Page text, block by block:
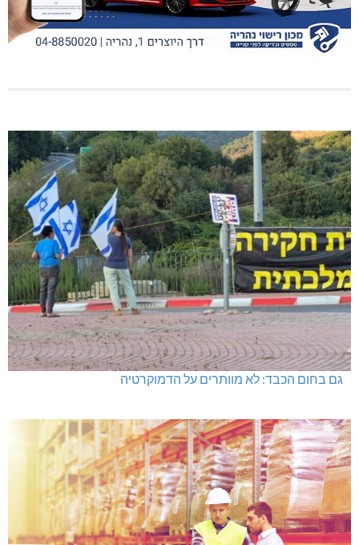
גם בחום הכבד: לא מוותרים על הדמוקרטיה